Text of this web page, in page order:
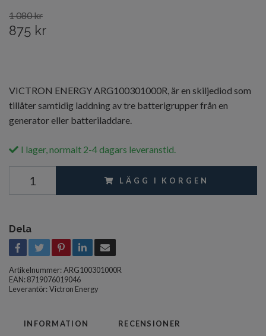
1 080 kr
875 kr
VICTRON ENERGY ARG100301000R, är en skiljediod som
tillåter samtidig laddning av tre batterigrupper från en
generator eller batteriladdare.
I lager, normalt 2-4 dagars leveranstid.
LÄGG I KORGEN
Dela
Artikelnummer:ARG100301000R
EAN: 8719076019046
Leverantör:Victron Energy
INFORMATION RECENSIONER